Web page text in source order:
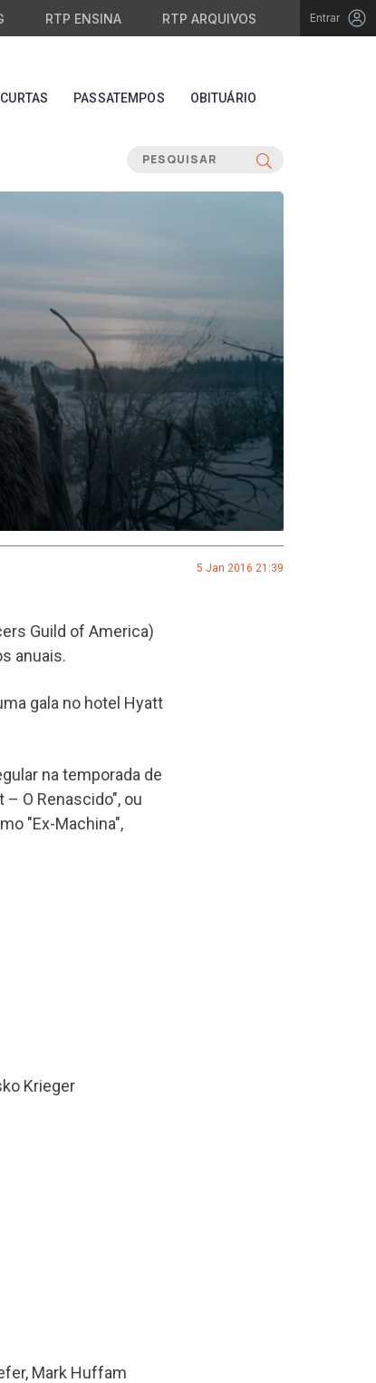
RTP ENSINA RTP ARQUIVOS Entrar
CURTAS PASSATEMPOS OBITUÁRIO
5 Jan 2016 21:39
Guild of America)
anuais.
gala no hotel Hyatt
na temporada de
– O Renascido", ou
"Ex-Machina",
Krieger
Mark Huffam